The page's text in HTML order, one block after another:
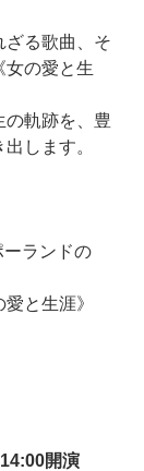
ざる歌曲、そ
女の愛と生
の軌跡を、豊
します。
ーランドの
と生涯》
開演